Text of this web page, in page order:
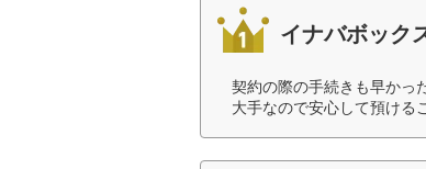
イナバボック
契約の際の手続きも早かっ
大手なので安心して預ける